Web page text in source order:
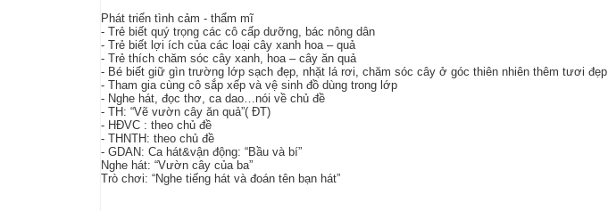
Phát triển tình cảm - thẩm mĩ
- Trẻ biết quý trọng các cô cấp dưỡng, bác nông dân
- Trẻ biết lợi ích của các loại cây xanh hoa – quả
- Trẻ thích chăm sóc cây xanh, hoa – cây ăn quả
- Bé biết giữ gìn trường lớp sạch đẹp, nhặt lá rơi, chăm sóc cây ở góc thiên nhiên thêm tươi đẹp
- Tham gia cùng cô sắp xếp và vệ sinh đồ dùng trong lớp
- Nghe hát, đọc thơ, ca dao…nói về chủ đề
- TH: “Vẽ vườn cây ăn quả”( ĐT)
- HĐVC : theo chủ đề
- THNTH: theo chủ đề
- GDAN: Ca hát&vận động: “Bầu và bí”
Nghe hát: “Vườn cây của ba”
Trò chơi: “Nghe tiếng hát và đoán tên bạn hát”